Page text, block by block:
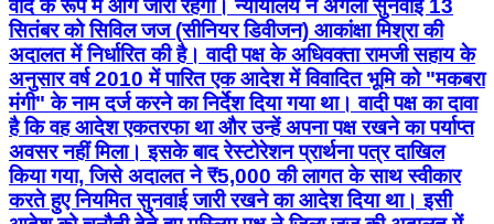
वाद के रूप में आगे जारी रहेगी। न्यायालय ने अगली सुनवाई 13
सितंबर को सिविल जज (सीनियर डिवीजन) आकांक्षा मिश्रा की
अदालत में निर्धारित की है। वादी पक्ष के अधिवक्ता रामजी सहाय के
अनुसार वर्ष 2010 में पारित एक आदेश में विवादित भूमि को "मकबरा
मंगी" के नाम दर्ज करने का निर्देश दिया गया था। वादी पक्ष का दावा
है कि वह आदेश एकतरफा था और उन्हें अपना पक्ष रखने का पर्याप्त
अवसर नहीं मिला। इसके बाद रेस्टोरेशन प्रार्थना पत्र दाखिल
किया गया, जिसे अदालत ने ₹5,000 की लागत के साथ स्वीकार
करते हुए नियमित सुनवाई जारी रखने का आदेश दिया था। इसी